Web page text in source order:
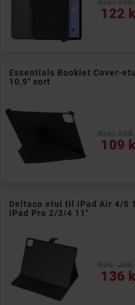
122
Pris
Essentials Booklet Cover-
10,9" sort
109
Pris
Deltaco etui til iPad Air 4/5
iPad Pro 2/3/4 11"
136
Pris